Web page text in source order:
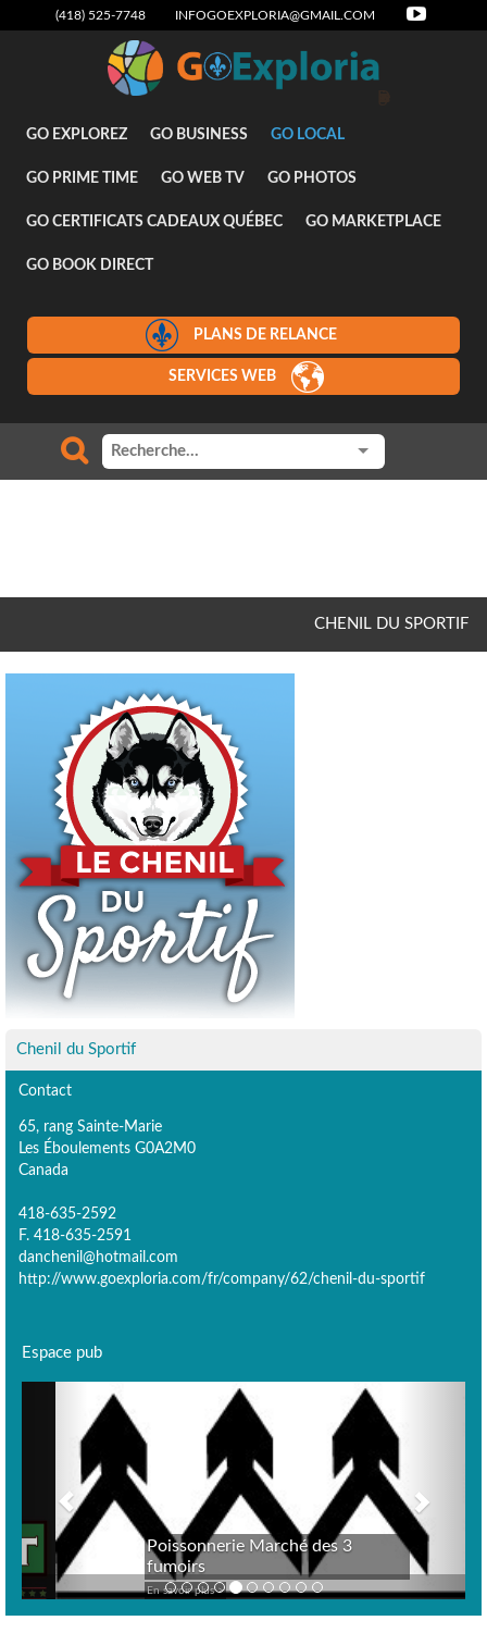
(418) 525-7748 INFOGOEXPLORIA@GMAIL.COM
GO EXPLOREZ GO BUSINESS GO LOCAL
GO PRIME TIME GO WEB TV GO PHOTOS
GO CERTIFICATS CADEAUX QUÉBEC GO MARKETPLACE
GO BOOK DIRECT
PLANS DE RELANCE
SERVICES WEB
CHENIL DU SPORTIF
Chenil du Sportif
Contact
65, rang Sainte-Marie
Les Éboulements G0A2M0
Canada
418-635-2592
F. 418-635-2591
danchenil@hotmail.com
http://www.goexploria.com/fr/company/62/chenil-du-sportif
Espace pub
Poissonnerie Marché des 3
fumoirs
En savoir plus >
Previous